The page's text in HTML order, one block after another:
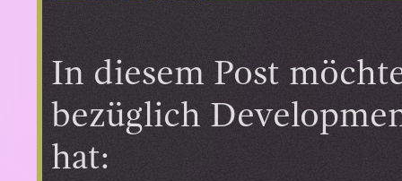
In diesem Post
bezüglich
hat: